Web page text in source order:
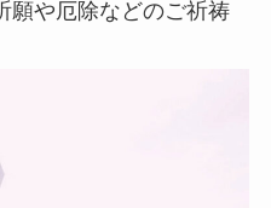
願や厄除などのご祈祷